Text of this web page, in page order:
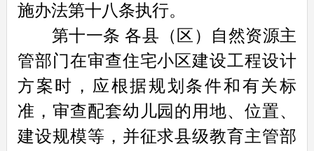
施办法第十八条执行。
第十一条 各县（区）自然资源主
管部门在审查住宅小区建设工程设计
方案时，应根据规划条件和有关标
准，审查配套幼儿园的用地、位置、
建设规模等，并征求县级教育主管部